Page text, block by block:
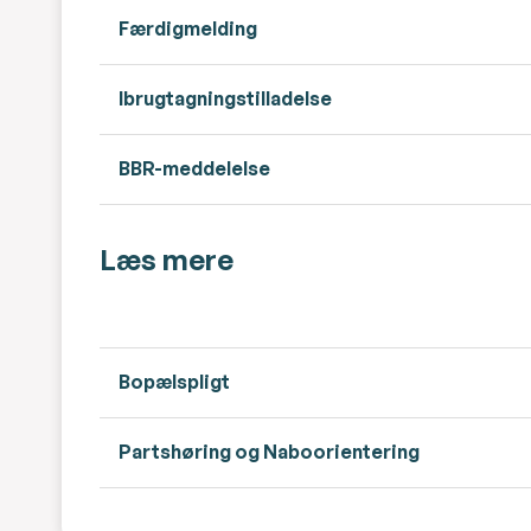
Færdigmelding
Ibrugtagningstilladelse
BBR-meddelelse
Læs mere
Bopælspligt
Partshøring og Naboorientering